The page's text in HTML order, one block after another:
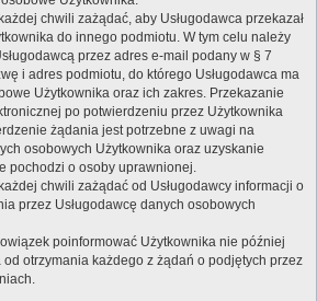
chwili zażądać, aby Usługodawca przekazał
do innego podmiotu. W tym celu należy
przez adres e-mail podany w § 7
i adres podmiotu, do którego Usługodawca ma
Użytkownika oraz ich zakres. Przekazanie
po potwierdzeniu przez Użytkownika
żądania jest potrzebne z uwagi na
osobowych Użytkownika oraz uzyskanie
pochodzi o osoby uprawnionej.
chwili zażądać od Usługodawcy informacji o
przez Usługodawcę danych osobowych
poinformować Użytkownika nie później
otrzymania każdego z żądań o podjętych przez